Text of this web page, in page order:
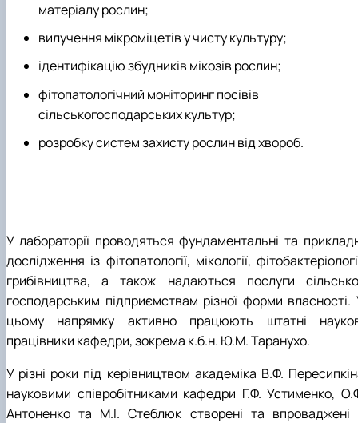
матеріалу рослин;
вилучення мікроміцетів у чисту культуру;
ідентифікацію збудників мікозів рослин;
фітопатологічний моніторинг посівів
сільськогосподарських культур;
розробку систем захисту рослин від хвороб.
У лабо­раторії проводяться фундаментальні та
дослідження із фітопатології, мікології,
грибівництва, а також надаються послуги
господарським підприємствам різної форми власності.
цьому напрямку активно працюють штатні
працівники кафедри, зокрема к.б.н. Ю.М. Таранухо.
У різні роки під керівництвом академіка В.Ф.
науковими співробітниками кафедри Г.Ф. Устименко,
Антоненко та М.І. Стеблюк створені та впроваджені